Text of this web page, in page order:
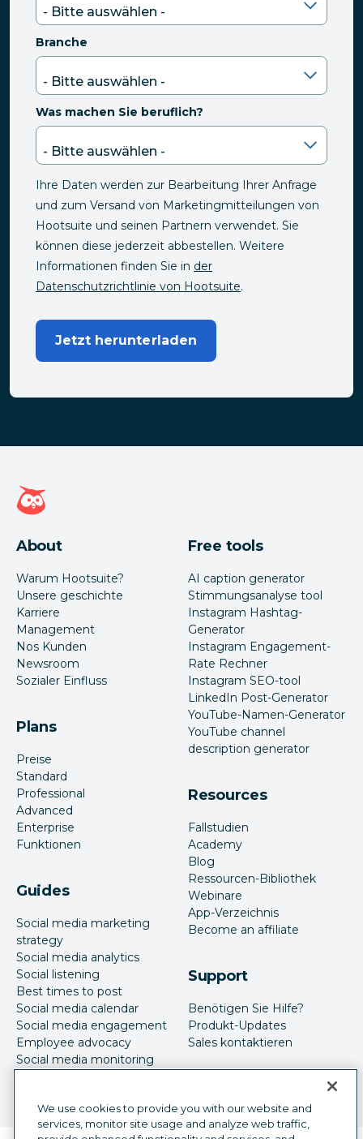
Branche
Was machen Sie beruflich?
Ihre Daten werden zur Bearbeitung Ihrer Anfrage
und zum Versand von Marketingmitteilungen von
Hootsuite und seinen Partnern verwendet. Sie
können diese jederzeit abbestellen. Weitere
Informationen finden Sie in der
Datenschutzrichtlinie von Hootsuite.
Jetzt herunterladen
Hootsuite Homepage
About
Warum Hootsuite?
Unsere geschichte
Karriere
Management
Nos Kunden
Newsroom
Sozialer Einfluss
Plans
Preise
Standard
Professional
Advanced
Enterprise
Funktionen
Guides
Social media marketing
strategy
Social media analytics
Social listening
Best times to post
Social media calendar
Social media engagement
Employee advocacy
Social media monitoring
Free tools
AI caption generator
Stimmungsanalyse tool
Instagram Hashtag-
Generator
Instagram Engagement-
Rate Rechner
Instagram SEO-tool
LinkedIn Post-Generator
YouTube-Namen-Generator
YouTube channel
description generator
Resources
Fallstudien
Academy
Blog
Ressourcen-Bibliothek
Webinare
App-Verzeichnis
Become an affiliate
Support
Benötigen Sie Hilfe?
Produkt-Updates
Sales kontaktieren
We use cookies to provide you with our website and
services, monitor site usage and analyze web traffic,